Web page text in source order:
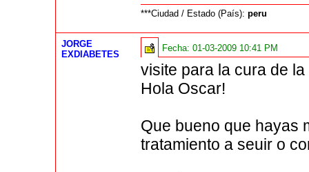
***Ciudad / Estado (País):peru
JORGE
EXDIABETES
Fecha:01-03-2009 10:41 PM
visite para la cura de
Hola Oscar!
Que bueno que hayas
tratamiento a seuir o